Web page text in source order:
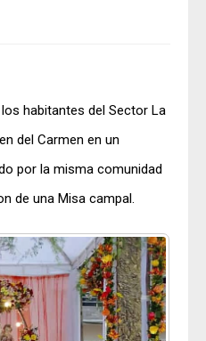
habitantes del Sector La
del Carmen en un
por la misma comunidad
de una Misa campal.